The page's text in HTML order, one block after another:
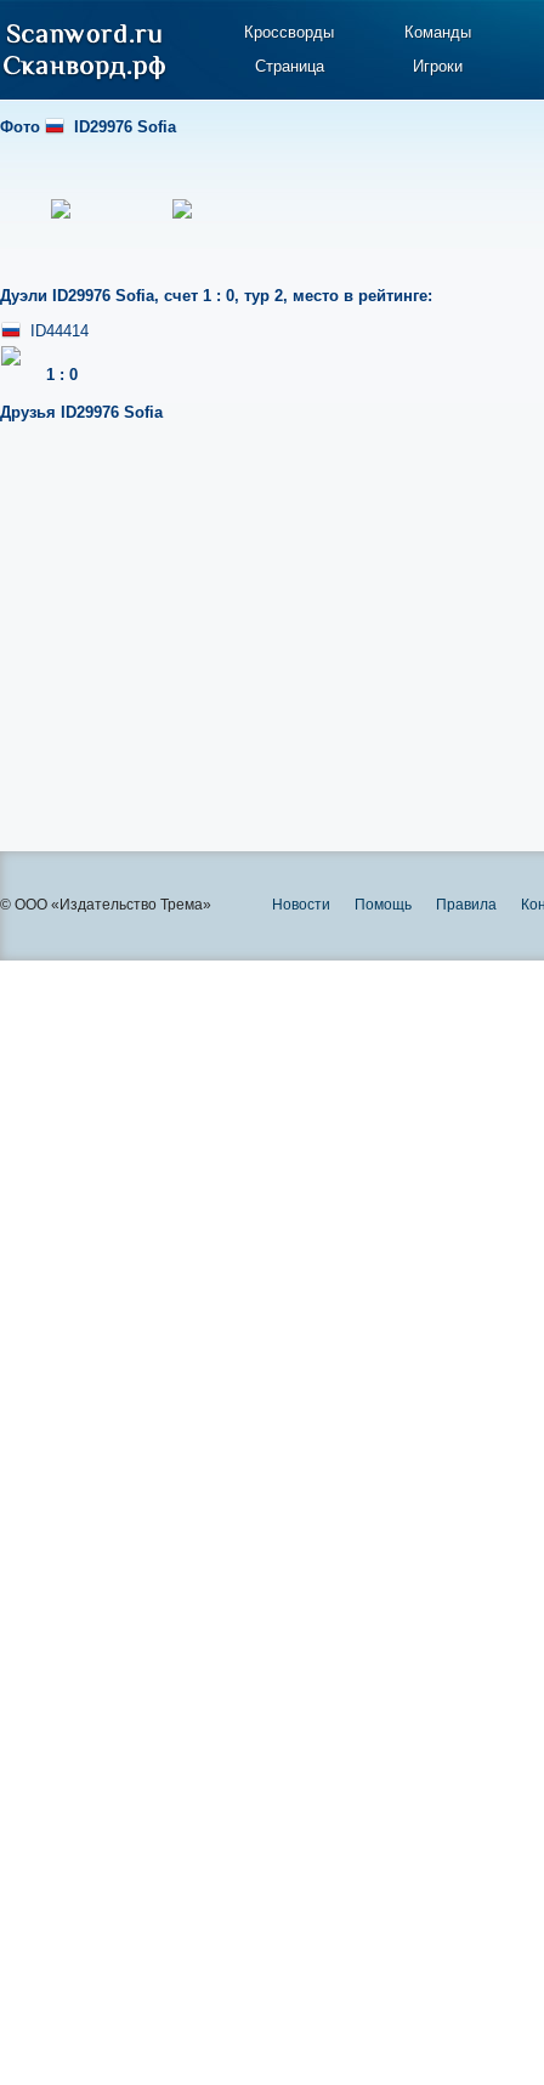
Кроссворды
Команды
Страница
Игроки
Фото ID29976 Sofia
Дуэли ID29976 Sofia, счет 1 : 0, тур 2, место в рейтинге:
ID44414
1 : 0
Друзья ID29976 Sofia
© ООО «Издательство Трема» Новости Помощь Правила